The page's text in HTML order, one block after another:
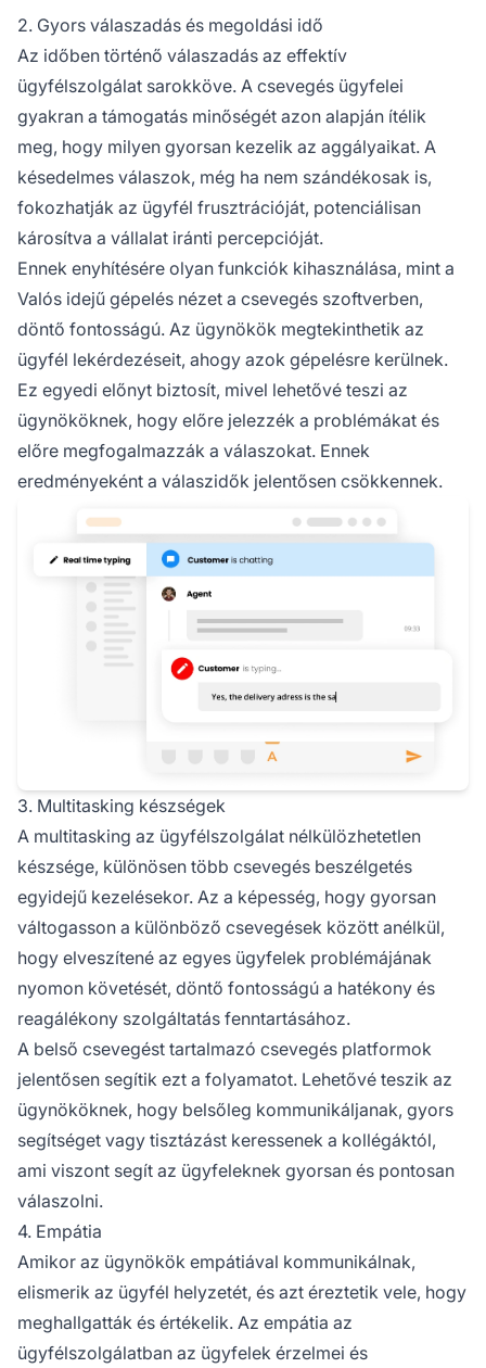
2. Gyors válaszadás és megoldási idő
Az időben történő válaszadás az effektív
ügyfélszolgálat sarokköve. A csevegés ügyfelei
gyakran a támogatás minőségét azon alapján ítélik
meg, hogy milyen gyorsan kezelik az aggályaikat. A
késedelmes válaszok, még ha nem szándékosak is,
fokozhatják az ügyfél frusztrációját, potenciálisan
károsítva a vállalat iránti percepcióját.
Ennek enyhítésére olyan funkciók kihasználása, mint a
Valós idejű gépelés nézet a csevegés szoftverben,
döntő fontosságú. Az ügynökök megtekinthetik az
ügyfél lekérdezéseit, ahogy azok gépelésre kerülnek.
Ez egyedi előnyt biztosít, mivel lehetővé teszi az
ügynököknek, hogy előre jelezzék a problémákat és
előre megfogalmazzák a válaszokat. Ennek
eredményeként a válaszidők jelentősen csökkennek.
3. Multitasking készségek
A multitasking az ügyfélszolgálat nélkülözhetetlen
készsége, különösen több csevegés beszélgetés
egyidejű kezelésekor. Az a képesség, hogy gyorsan
váltogasson a különböző csevegések között anélkül,
hogy elveszítené az egyes ügyfelek problémájának
nyomon követését, döntő fontosságú a hatékony és
reagálékony szolgáltatás fenntartásához.
A belső csevegést tartalmazó csevegés platformok
jelentősen segítik ezt a folyamatot. Lehetővé teszik az
ügynököknek, hogy belsőleg kommunikáljanak, gyors
segítséget vagy tisztázást keressenek a kollégáktól,
ami viszont segít az ügyfeleknek gyorsan és pontosan
válaszolni.
4. Empátia
Amikor az ügynökök empátiával kommunikálnak,
elismerik az ügyfél helyzetét, és azt éreztetik vele, hogy
meghallgatták és értékelik. Az empátia az
ügyfélszolgálatban az ügyfelek érzelmei és